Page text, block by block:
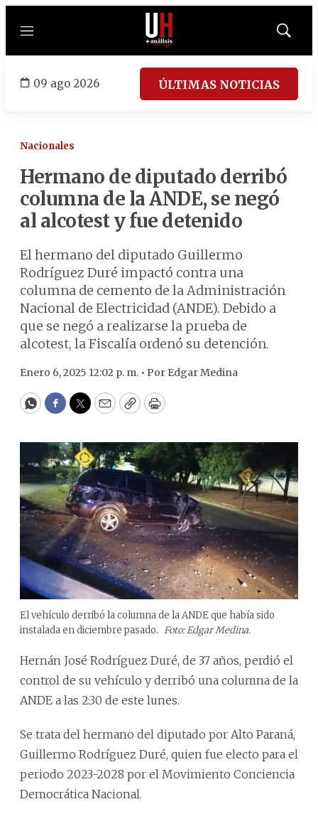
Menú
Mostrar
09 ago 2026 ÚLTIMAS NOTICIAS
Nacionales
Hermano de diputado derribó
columna de la ANDE, se negó
al alcotest y fue detenido
El hermano del diputado Guillermo
Rodríguez Duré impactó contra una
columna de cemento de la Administración
Nacional de Electricidad (ANDE). Debido a
que se negó a realizarse la prueba de
alcotest, la Fiscalía ordenó su detención.
Enero 6, 2025 12:02 p. m. • Por Edgar Medina
WhatsApp
Facebook
Twitter
EmailCopyPrint
El vehículo derribó la columna de la ANDE que había sido
instalada en diciembre pasado. Foto: Edgar Medina.
Hernán José Rodríguez Duré, de 37 años, perdió el
control de su vehículo y derribó una columna de la
ANDE a las 2:30 de este lunes.
Se trata del hermano del diputado por Alto Paraná,
Guillermo Rodríguez Duré, quien fue electo para el
periodo 2023-2028 por el Movimiento Conciencia
Democrática Nacional.